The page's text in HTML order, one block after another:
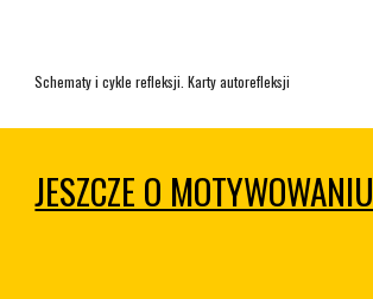
Schematy i cykle refleksji. Karty autorefleksji
JESZCZE O MOTYWOWANIU